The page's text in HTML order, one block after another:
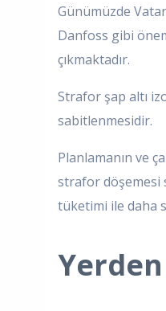
Günümüzde
Danfoss gibi
çıkmaktadır.
Strafor şap altı
sabitlenmesidir.
Planlamanın ve
strafor döşemesi
tüketimi ile daha